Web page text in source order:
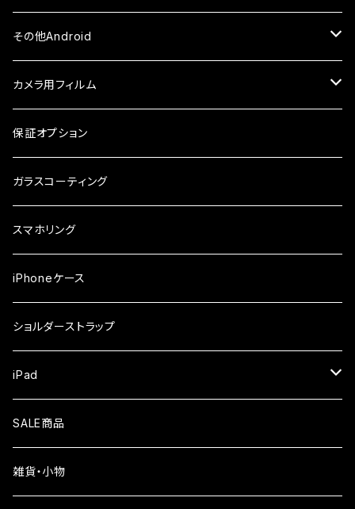
ケース・カバー
ガラスフィルム
ケース・カバー
ケース
ガラスフィルム
ケース
iPhone8Plus
ガラスフィルム
ケース
ケース
セラミックフィルム
ケース
ガラスフィルム
その他Android
AQUOS
ガラスフィルム
arrows
ガラスフィルム
シンプルスマホ
ガラスフィルム
らくらくスマホ
ガラスフィルム
OPPO
ガラスフィルム
Xiaomi
ガラスフィルム
カメラ用フィルム
iPhone
iPhone17e
iPhone17ProMax
iPhone16
iPhone15
Android
保証オプション
ガラスコーティング
スマホリング
iPhoneケース
ショルダーストラップ
iPad
液晶フィルム
SALE商品
雑貨・小物